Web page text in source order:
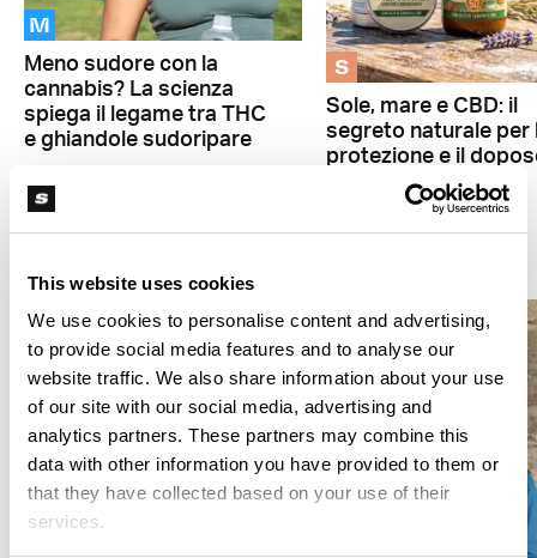
This website uses cookies
We use cookies to personalise content and advertising,
to provide social media features and to analyse our
website traffic. We also share information about your use
of our site with our social media, advertising and
analytics partners. These partners may combine this
data with other information you have provided to them or
that they have collected based on your use of their
services.
M
Meno sudore con la
cannabis? La scienza
spiega il legame tra THC
e ghiandole sudoripare
S
Sole, mare e CBD: il
segreto naturale per
protezione e il
M